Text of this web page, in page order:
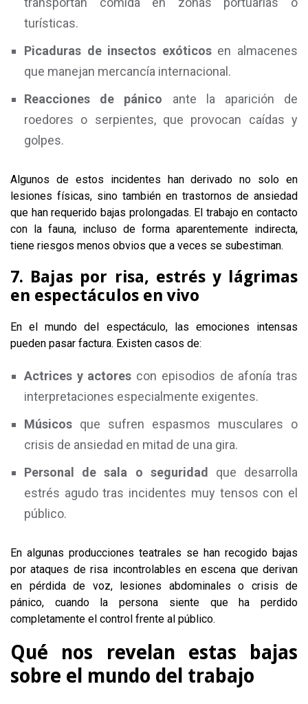
turísticas.
Picaduras de insectos exóticosen almacenes
que manejan mercancía internacional.
Reacciones de pánico ante la aparición de
roedores o serpientes, que provocan caídas y
golpes.
Algunos de estos incidentes han derivado no solo en
lesiones físicas, sino también en trastornos de ansiedad
que han requerido bajas prolongadas. El trabajo en contacto
con la fauna, incluso de forma aparentemente indirecta,
tiene riesgos menos obvios que a veces se subestiman.
7. Bajas por risa, estrés y lágrimas
en espectáculos en vivo
En el mundo del espectáculo, las emociones intensas
pueden pasar factura. Existen casos de:
Actrices y actores con episodios de afonía tras
interpretaciones especialmente exigentes.
Músicos que sufren espasmos musculares o
crisis de ansiedad en mitad de una gira.
Personal de sala o seguridad
que desarrolla
estrés agudo tras incidentes muy tensos con el
público.
En algunas producciones teatrales se han recogido bajas
por ataques de risa incontrolables en escena que derivan
en pérdida de voz, lesiones abdominales o crisis de
pánico, cuando la persona siente que ha perdido
completamente el control frente al público.
Qué nos revelan estas bajas
sobre el mundo del trabajo